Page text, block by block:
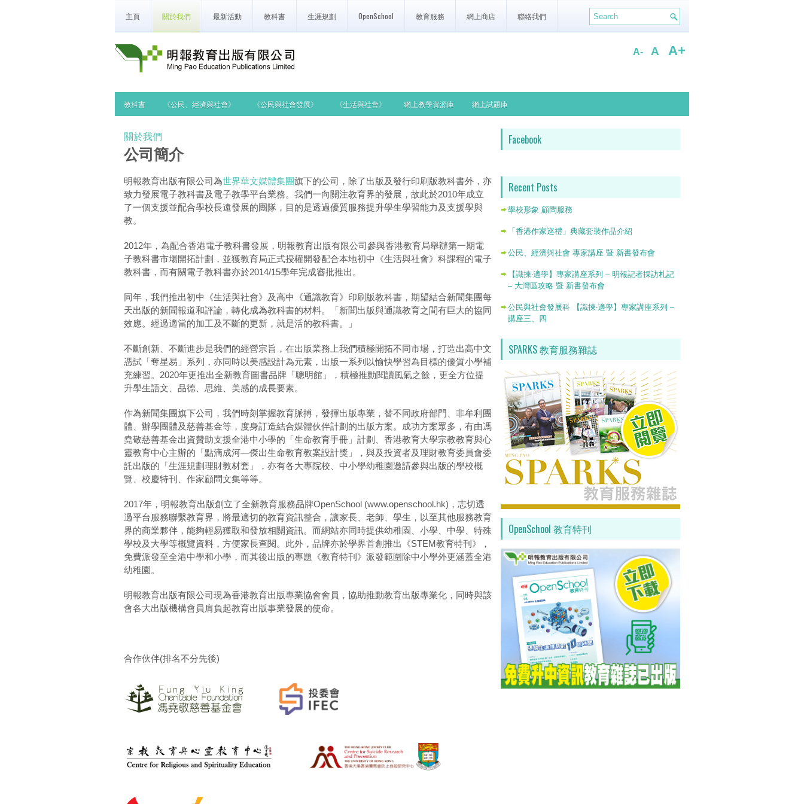
主頁 關於我們 最新活動 教科書 生涯規劃 OpenSchool 教育服務 網上商店 聯絡我們
A- A A+
教科書 《公民、經濟與社會》 《公民與社會發展》 《生活與社會》 網上教學資源庫 網上試題庫
關於我們
公司簡介
明報教育出版有限公司為世界華文媒體集團旗下的公司，除了出版及發行印刷版教科書外，亦
致力發展電子教科書及電子教學平台業務。我們一向關注教育界的發展，故此於2010年成立
了一個支援並配合學校長遠發展的團隊，目的是透過優質服務提升學生學習能力及支援學與
教。
2012年，為配合香港電子教科書發展，明報教育出版有限公司參與香港教育局舉辦第一期電
子教科書市場開拓計劃，並獲教育局正式授權開發配合本地初中《生活與社會》科課程的電子
教科書，而有關電子教科書亦於2014/15學年完成審批推出。
同年，我們推出初中《生活與社會》及高中《通識教育》印刷版教科書，期望結合新聞集團每
天出版的新聞報道和評論，轉化成為教科書的材料。「新聞出版與通識教育之間有巨大的協同
效應。經過適當的加工及不斷的更新，就是活的教科書。」
不斷創新、不斷進步是我們的經營宗旨，在出版業務上我們積極開拓不同市場，打造出高中文
憑試「奪星易」系列，亦同時以美感設計為元素，出版一系列以愉快學習為目標的優質小學補
充練習。2020年更推出全新教育圖書品牌「聰明館」，積極推動閱讀風氣之餘，更全方位提
升學生語文、品德、思維、美感的成長要素。
作為新聞集團旗下公司，我們時刻掌握教育脈搏，發揮出版專業，替不同政府部門、非牟利團
體、辦學團體及慈善基金等，度身訂造結合媒體伙伴計劃的出版方案。成功方案眾多，有由馮
堯敬慈善基金出資贊助支援全港中小學的「生命教育手冊」計劃、香港教育大學宗教教育與心
靈教育中心主辦的「點滴成河—傑出生命教育教案設計獎」，與及投資者及理財教育委員會委
託出版的「生涯規劃理財教材套」，亦有各大專院校、中小學幼稚園邀請參與出版的學校概
覽、校慶特刊、作家顧問文集等等。
2017年，明報教育出版創立了全新教育服務品牌OpenSchool (www.openschool.hk)，志切透
過平台服務聯繫教育界，將最適切的教育資訊整合，讓家長、老師、學生，以至其他服務教育
界的商業夥伴，能夠輕易獲取和發放相關資訊。而網站亦同時提供幼稚園、小學、中學、特殊
學校及大學等概覽資料，方便家長查閱。此外，品牌亦於學界首創推出《STEM教育特刊》，
免費派發至全港中學和小學，而其後出版的專題《教育特刊》派發範圍除中小學外更涵蓋全港
幼稚園。
明報教育出版有限公司現為香港教育出版專業協會會員，協助推動教育出版專業化，同時與該
會各大出版機構會員肩負起教育出版事業發展的使命。
合作伙伴(排名不分先後)
Facebook
Recent Posts
學校形象 顧問服務
「香港作家巡禮」典藏套裝作品介紹
公民、經濟與社會 專家講座 暨 新書發布會
【識揀‧適學】專家講座系列 – 明報記者採訪札記
– 大灣區攻略 暨 新書發布會
公民與社會發展科 【識揀‧適學】專家講座系列 –
講座三、四
SPARKS 教育服務雜誌
OpenSchool 教育特刊